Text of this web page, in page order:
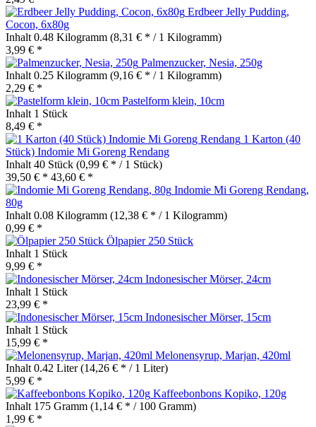
Erdbeer Jelly Pudding,
Cocon, 6x80g
Inhalt 0.48 Kilogramm (8,31 € * / 1 Kilogramm)
3,99 € *
Palmenzucker, Nesia, 250g
Inhalt 0.25 Kilogramm (9,16 € * / 1 Kilogramm)
2,29 € *
Pastelform klein, 10cm
Inhalt 1 Stück
8,49 € *
1 Karton (40
Stück) Indomie Mi Goreng Rendang
Inhalt 40 Stück (0,99 € * / 1 Stück)
39,50 € * 43,60 € *
Indomie Mi Goreng Rendang,
80g
Inhalt 0.08 Kilogramm (12,38 € * / 1 Kilogramm)
0,99 € *
Ölpapier 250 Stück
Inhalt 1 Stück
9,99 € *
Indonesischer Mörser, 24cm
Inhalt 1 Stück
23,99 € *
Indonesischer Mörser, 15cm
Inhalt 1 Stück
15,99 € *
Melonensyrup, Marjan, 420ml
Inhalt 0.42 Liter(14,26 € * / 1 Liter)
5,99 € *
Kaffeebonbons Kopiko, 120g
Inhalt 175 Gramm (1,14 € * / 100 Gramm)
1,99 € *